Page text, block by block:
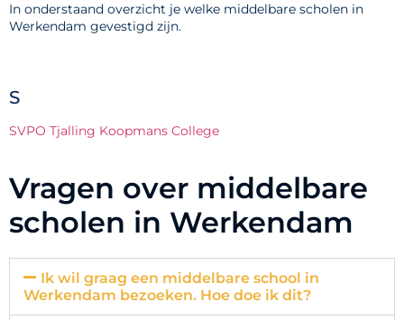
In onderstaand overzicht je welke middelbare scholen in
Werkendam gevestigd zijn.
S
SVPO Tjalling Koopmans College
Vragen over middelbare
scholen in Werkendam
Ik wil graag een middelbare school in
Werkendam bezoeken. Hoe doe ik dit?